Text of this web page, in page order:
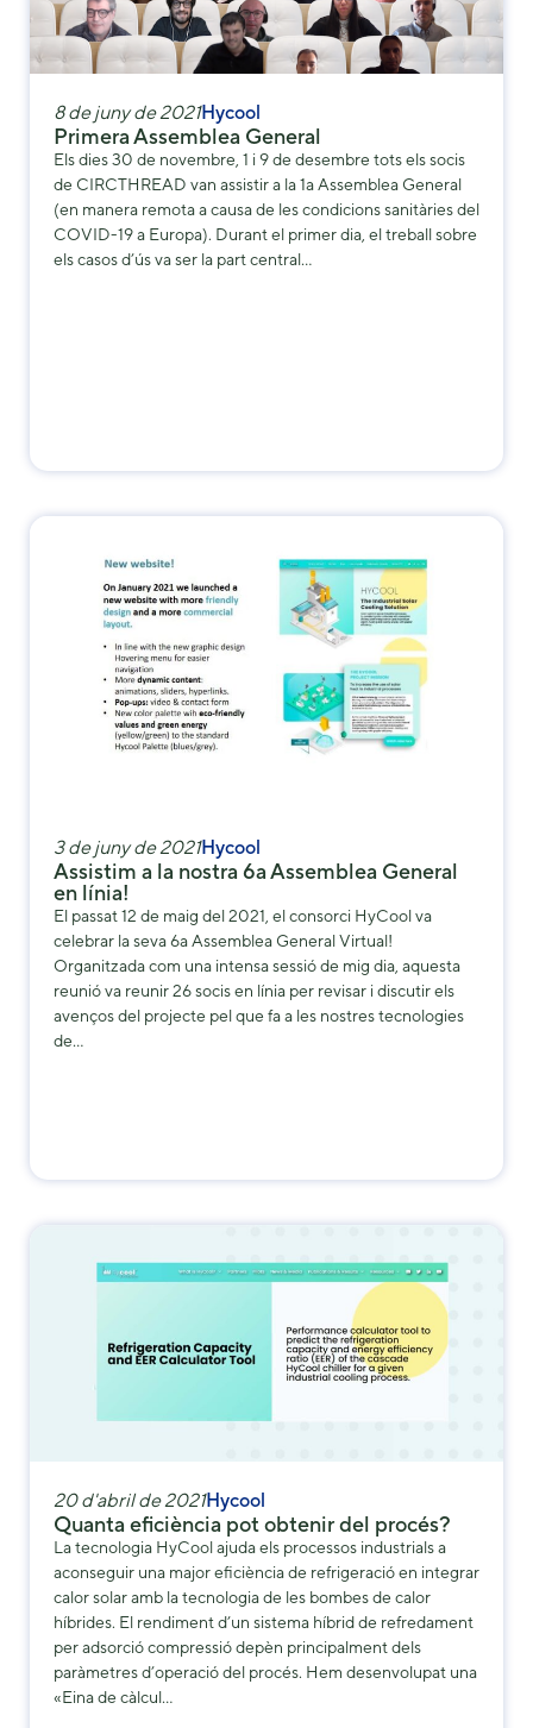
8 de juny de 2021Hycool
Primera Assemblea General
Els dies 30 de novembre, 1 i 9 de desembre tots els socis
de CIRCTHREAD van assistir a la 1a Assemblea General
(en manera remota a causa de les condicions sanitàries del
COVID-19 a Europa). Durant el primer dia, el treball sobre
els casos d’ús va ser la part central…
3 de juny de 2021Hycool
Assistim a la nostra 6a Assemblea General
en línia!
El passat 12 de maig del 2021, el consorci HyCool va
celebrar la seva 6a Assemblea General Virtual!
Organitzada com una intensa sessió de mig dia, aquesta
reunió va reunir 26 socis en línia per revisar i discutir els
avenços del projecte pel que fa a les nostres tecnologies
de…
20 d'abril de 2021Hycool
Quanta eficiència pot obtenir del procés?
La tecnologia HyCool ajuda els processos industrials a
aconseguir una major eficiència de refrigeració en integrar
calor solar amb la tecnologia de les bombes de calor
híbrides. El rendiment d’un sistema híbrid de refredament
per adsorció compressió depèn principalment dels
paràmetres d’operació del procés. Hem desenvolupat una
«Eina de càlcul…